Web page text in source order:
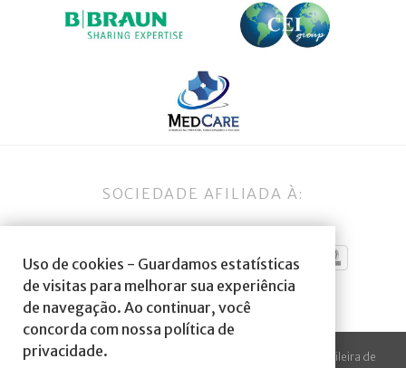
Uso de cookies - Guardamos estatísticas
de visitas para melhorar sua experiência
de navegação. Ao continuar, você
concorda com nossa política de
privacidade.
SOCIEDADE AFILIADA À:
© 2023 Todos os direitos reservados à SBA Sociedade Brasileira de